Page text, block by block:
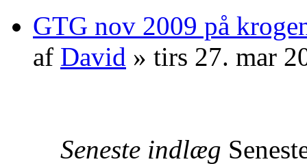
GTG nov 2009 på
af David » tirs 27. mar
Seneste indlæg